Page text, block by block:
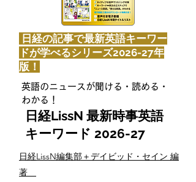
日経の記事で最新英語キーワー
ドが学べるシリーズ2026-27年
版！
英語のニュースが聞ける・読める・
わかる！
日経LissN 最新時事英語
キーワード 2026-27
日経LissN編集部＋デイビッド・セイン 編
著